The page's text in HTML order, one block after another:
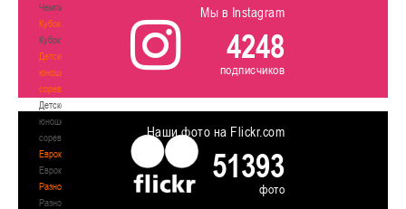
Чемпионат
Кубок
Кубок
Детско-
юношеские
соревнования
Детско-
юношеские
соревнования
Еврокубки
Еврокубки
Разное
Разное
Мы в Instagram
4248
подписчиков
Наши фото на Flickr.com
51393
фото